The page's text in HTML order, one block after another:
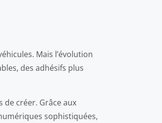
Mais l’évolution
des adhésifs plus
de créer. Grâce aux
sophistiquées,